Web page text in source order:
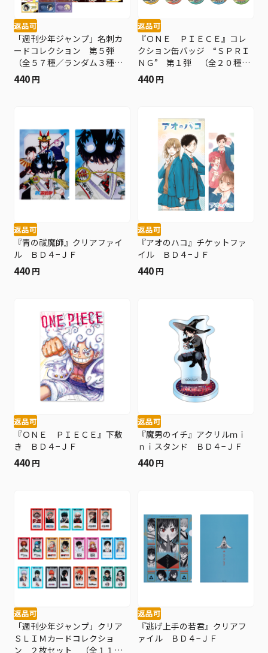
返品可
「週刊少年ジャンプ」名刺カ
ードコレクション 第５弾
（全５７種／ランダム３種入
り） ＢＤ４−ＪＦ
440 円
返品可
『ＯＮＥ ＰＩＥＣＥ』コレ
クション缶バッジ “ＳＰＲＩ
ＮＧ” 第１弾 （全２０種／
ランダム１種入り） ＢＤ４
−ＪＦ
440 円
返品可
『青の祓魔師』クリアファイ
ル ＢＤ４−ＪＦ
440 円
返品可
『アオのハコ』チケットファ
イル ＢＤ４−ＪＦ
440 円
返品可
『ＯＮＥ ＰＩＥＣＥ』下敷
き ＢＤ４−ＪＦ
440 円
返品可
『魔男のイチ』アクリルｍｉ
ｎｉスタンド ＢＤ４−ＪＦ
440 円
返品可
「週刊少年ジャンプ」クリア
ＳＬＩＭカードコレクショ
ン ２枚セット （全１１組
返品可
『逃げ上手の若君』クリアフ
ァイル ＢＤ４−ＪＦ